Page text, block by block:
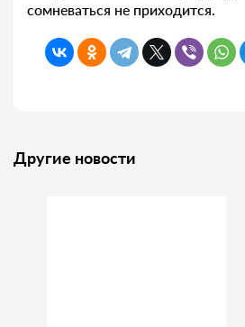
сомневаться не приходится.
Другие новости